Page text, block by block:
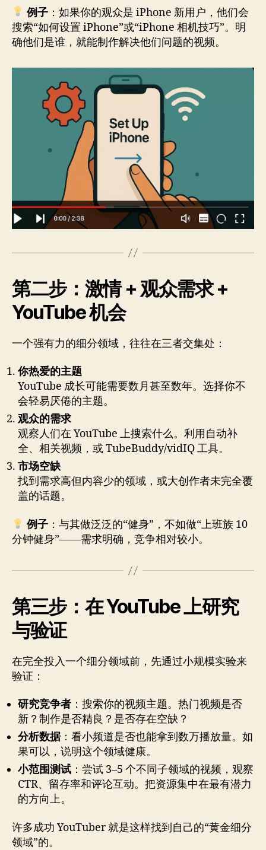
例子：如果你的观众是 iPhone 新用户，他们会
搜索“如何设置 iPhone”或“iPhone 相机技巧”。明
确他们是谁，就能制作解决他们问题的视频。
第二步：激情 + 观众需求 +
YouTube 机会
一个强有力的细分领域，往往在三者交集处：
你热爱的主题
YouTube 成长可能需要数月甚至数年。选择你不
会轻易厌倦的主题。
观众的需求
观察人们在 YouTube 上搜索什么。利用自动补
全、相关视频，或 TubeBuddy/vidIQ 工具。
市场空缺
找到需求高但内容少的领域，或大创作者未完全覆
盖的话题。
例子：与其做泛泛的“健身”，不如做“上班族 10
分钟健身”——需求明确，竞争相对较小。
第三步：在 YouTube 上研究
与验证
在完全投入一个细分领域前，先通过小规模实验来
验证：
研究竞争者 ：搜索你的视频主题。热门视频是否
新？制作是否精良？是否存在空缺？
分析数据：看小频道是否也能拿到数万播放量。如
果可以，说明这个领域健康。
小范围测试 ：尝试 3–5 个不同子领域的视频，观察
CTR、留存率和评论互动。把资源集中在最有潜力
的方向上。
许多成功 YouTuber 就是这样找到自己的“黄金细分
领域”的。